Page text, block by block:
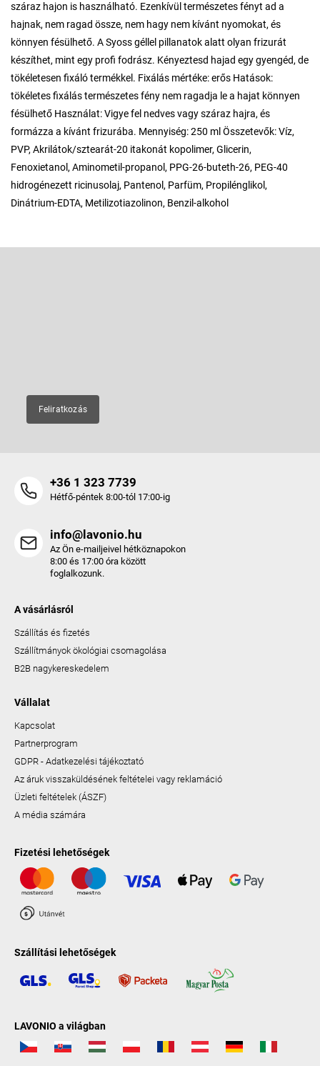
száraz hajon is használható. Ezenkívül természetes fényt ad a
hajnak, nem ragad össze, nem hagy nem kívánt nyomokat, és
könnyen fésülhető. A Syoss géllel pillanatok alatt olyan frizurát
készíthet, mint egy profi fodrász. Kényeztesd hajad egy gyengéd, de
tökéletesen fixáló termékkel. Fixálás mértéke: erős Hatások:
tökéletes fixálás természetes fény nem ragadja le a hajat könnyen
fésülhető Használat: Vigye fel nedves vagy száraz hajra, és
formázza a kívánt frizurába. Mennyiség: 250 ml Összetevők: Víz,
PVP, Akrilátok/sztearát-20 itakonát kopolimer, Glicerin,
Fenoxietanol, Aminometil-propanol, PPG-26-buteth-26, PEG-40
hidrogénezett ricinusolaj, Pantenol, Parfüm, Propilénglikol,
Dinátrium-EDTA, Metilizotiazolinon, Benzil-alkohol
Feliratkozás
+36 1 323 7739
Hétfő-péntek 8:00-tól 17:00-ig
info@lavonio.hu
Az Ön e-mailjeivel hétköznapokon
8:00 és 17:00 óra között
foglalkozunk.
A vásárlásról
Szállítás és fizetés
Szállítmányok ökológiai csomagolása
B2B nagykereskedelem
Vállalat
Kapcsolat
Partnerprogram
GDPR - Adatkezelési tájékoztató
Az áruk visszaküldésének feltételei vagy reklamáció
Üzleti feltételek (ÁSZF)
A média számára
Fizetési lehetőségek
Szállítási lehetőségek
LAVONIO a világban